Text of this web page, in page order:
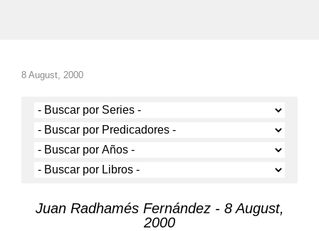
8 August, 2000
Juan Radhamés Fernández - 8 August,
2000